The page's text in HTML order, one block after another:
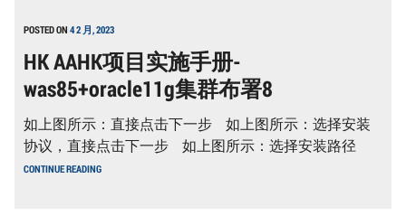
实
手
册-
WAS85+ORACLE11G
集
布
署
16
POSTED ON 4 2 月, 2023
HK AAHK项目实施手册-
was85+oracle11g集群布署8
如上图所示：直接点击下一步 如上图所示：选择安装
协议，直接点击下一步 如上图所示：选择安装路径
CONTINUE READING
AAHK